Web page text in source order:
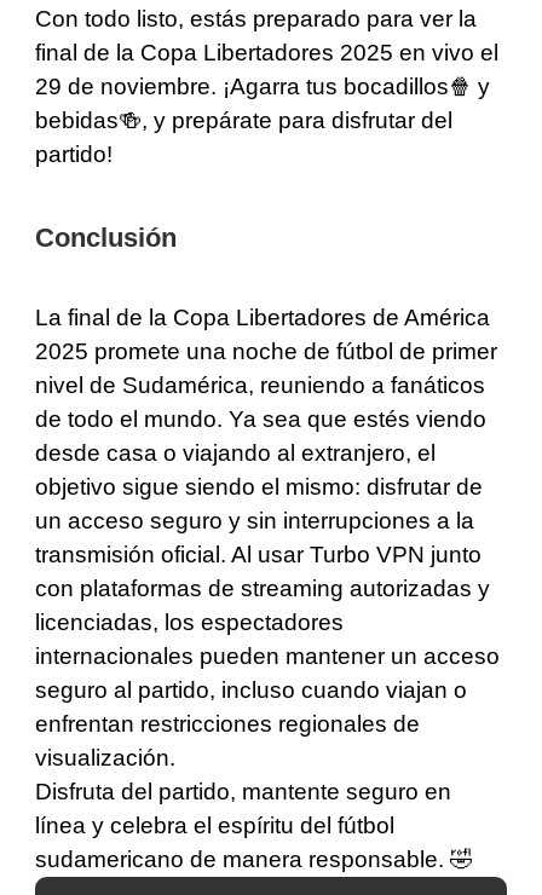
Con todo listo, estás preparado para ver la
final de la Copa Libertadores 2025 en vivo el
29 de noviembre. ¡Agarra tus bocadillos🍿 y
bebidas🍻, y prepárate para disfrutar del
partido!
Conclusión
La final de la Copa Libertadores de América
2025 promete una noche de fútbol de primer
nivel de Sudamérica, reuniendo a fanáticos
de todo el mundo. Ya sea que estés viendo
desde casa o viajando al extranjero, el
objetivo sigue siendo el mismo: disfrutar de
un acceso seguro y sin interrupciones a la
transmisión oficial. Al usar Turbo VPN junto
con plataformas de streaming autorizadas y
licenciadas, los espectadores
internacionales pueden mantener un acceso
seguro al partido, incluso cuando viajan o
enfrentan restricciones regionales de
visualización.
Disfruta del partido, mantente seguro en
línea y celebra el espíritu del fútbol
sudamericano de manera responsable. 🤣